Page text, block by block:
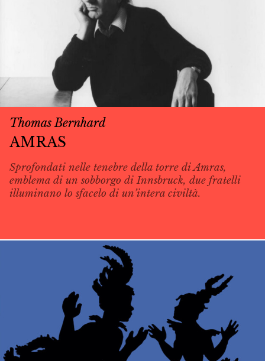
Thomas Bernhard
AMRAS
Sprofondati nelle tenebre della torre di Amras,
emblema di un sobborgo di Innsbruck, due fratelli
illuminano lo sfacelo di un’intera civiltà.